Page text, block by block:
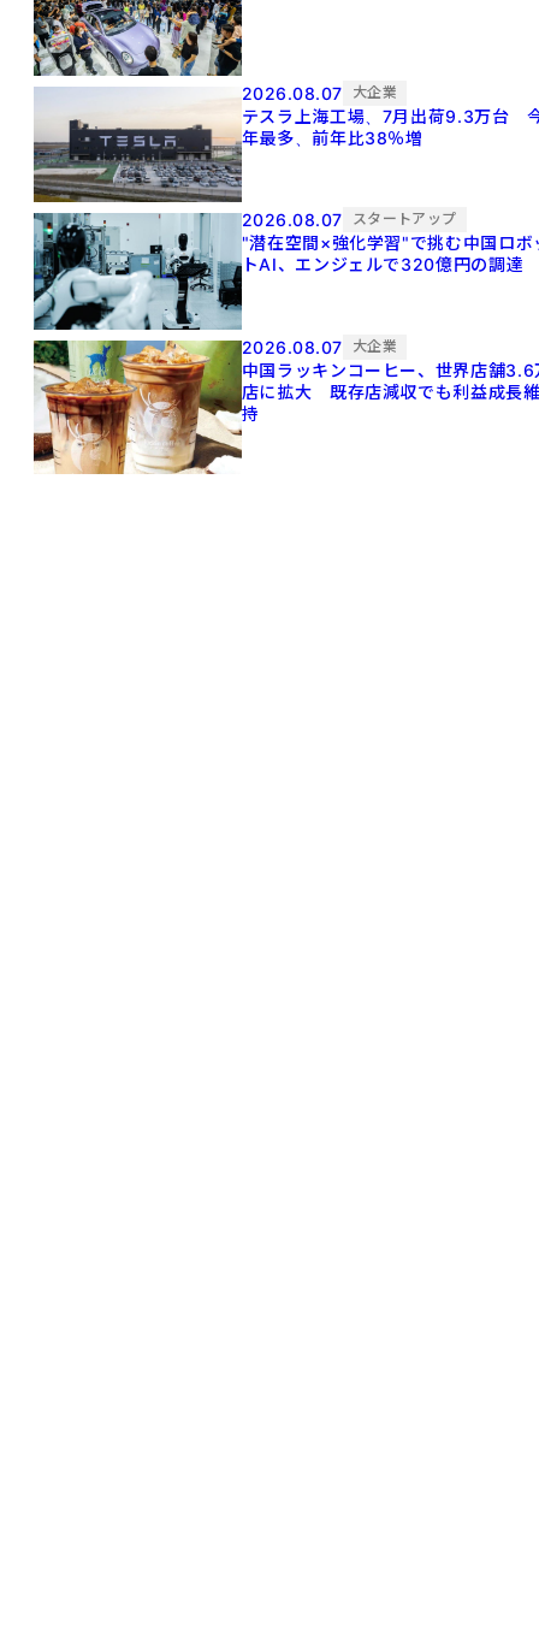
2026.08.07 大企業
テスラ上海工場、7月出荷9.3万台
年最多、前年比38％増
2026.08.07 スタートアップ
"潜在空間×強化学習"で挑む中国ロボ
トAI、エンジェルで320億円の調達
2026.08.07 大企業
中国ラッキンコーヒー、世界店舗3.6
店に拡大 既存店減収でも利益成長
持